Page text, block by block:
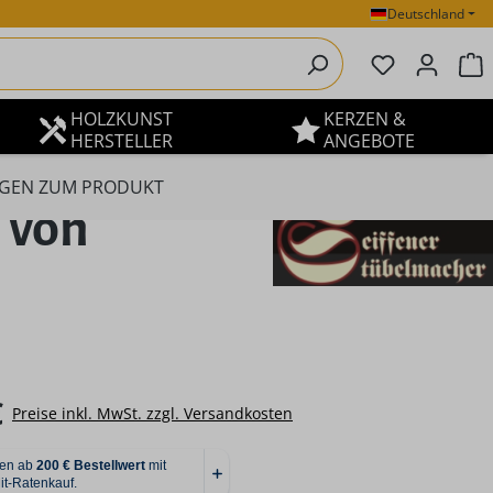
Deutschland
Du hast 0
HOLZKUNST
HERSTELLER
KERZEN &
ANGEBOTE
ZUM PRODUKT
Preise inkl. MwSt. zzgl. Versandkosten